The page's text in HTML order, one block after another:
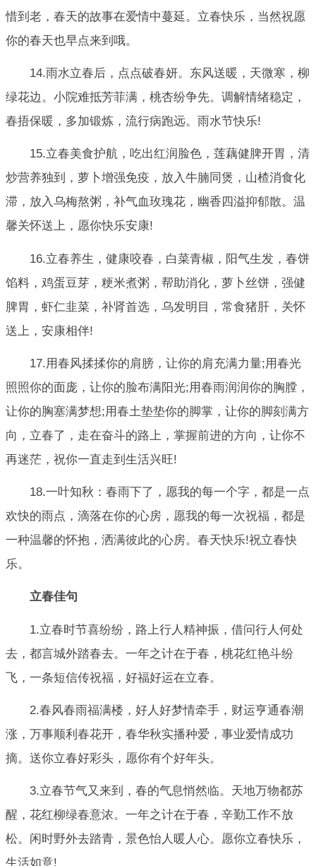
惜到老，春天的故事在爱情中蔓延。立春快乐，当然祝愿
你的春天也早点来到哦。
14.雨水立春后，点点破春妍。东风送暖，天微寒，柳
绿花边。小院难抵芳菲满，桃杏纷争先。调解情绪稳定，
春捂保暖，多加锻炼，流行病跑远。雨水节快乐!
15.立春美食护航，吃出红润脸色，莲藕健脾开胃，清
炒营养独到，萝卜增强免疫，放入牛腩同煲，山楂消食化
滞，放入乌梅熬粥，补气血玫瑰花，幽香四溢抑郁散。温
馨关怀送上，愿你快乐安康!
16.立春养生，健康咬春，白菜青椒，阳气生发，春饼
馅料，鸡蛋豆芽，粳米煮粥，帮助消化，萝卜丝饼，强健
脾胃，虾仁韭菜，补肾首选，乌发明目，常食猪肝，关怀
送上，安康相伴!
17.用春风揉揉你的肩膀，让你的肩充满力量;用春光
照照你的面庞，让你的脸布满阳光;用春雨润润你的胸膛，
让你的胸塞满梦想;用春土垫垫你的脚掌，让你的脚刻满方
向，立春了，走在奋斗的路上，掌握前进的方向，让你不
再迷茫，祝你一直走到生活兴旺!
18.一叶知秋：春雨下了，愿我的每一个字，都是一点
欢快的雨点，滴落在你的心房，愿我的每一次祝福，都是
一种温馨的怀抱，洒满彼此的心房。春天快乐!祝立春快
乐。
立春佳句
1.立春时节喜纷纷，路上行人精神振，借问行人何处
去，都言城外踏春去。一年之计在于春，桃花红艳斗纷
飞，一条短信传祝福，好福好运在立春。
2.春风春雨福满楼，好人好梦情牵手，财运亨通春潮
涨，万事顺利春花开，春华秋实播种爱，事业爱情成功
摘。送你立春好彩头，愿你有个好年头。
3.立春节气又来到，春的气息悄然临。天地万物都苏
醒，花红柳绿春意浓。一年之计在于春，辛勤工作不放
松。闲时野外去踏青，景色怡人暖人心。愿你立春快乐，
生活如意!